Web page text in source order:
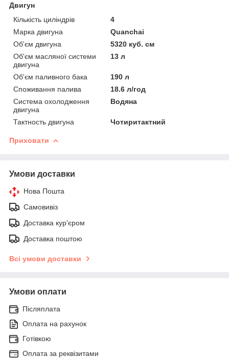
Двигун
Кількість циліндрів
4
Марка двигуна
Quanchai
Об'єм двигуна
5320 куб. см
Об'єм масляної системи
двигуна
13 л
Об'єм паливного бака
190 л
Споживання палива
18.6 л/год
Система охолодження
двигуна
Водяна
Тактность двигуна Чотиритактний
Приховати
Умови доставки
Нова Пошта
Самовивіз
Доставка кур'єром
Доставка поштою
Всі умови доставки
Умови оплати
Післяплата
Оплата на рахунок
Готівкою
Оплата за реквізитами